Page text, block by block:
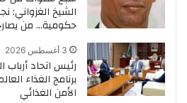
الشيخ الغزواني:
حكومية… من
3 أغسطس 2026
رئيس اتحاد
برنامج الغذاء
الأمن الغذائي